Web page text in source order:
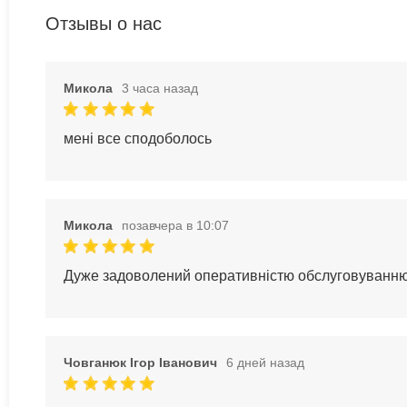
Отзывы о нас
Микола 3 часа назад
мені все сподоболось
Микола позавчера в 10:07
Дуже задоволений оперативністю
Човганюк Ігор Іванович 6 дней назад